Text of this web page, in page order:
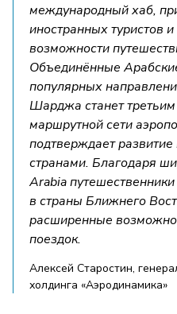
международный хаб,
иностранных туристов
возможности
Объединённые
популярных
Шарджа станет
маршрутной сети
подтверждает
странами. Благодаря
Arabia
в страны Ближнего
расширенные
поездок.
Алексей Старостин,
холдинга «Аэродинамика»